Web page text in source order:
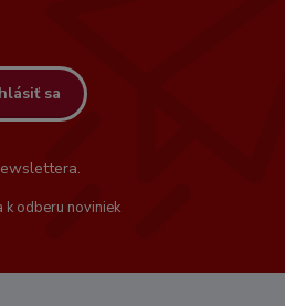
sa
k odberu noviniek